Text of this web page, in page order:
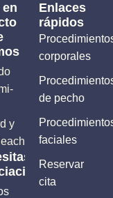
y
Enlaces
rápidos
corporales
de pecho
faciales
Reservar
cita